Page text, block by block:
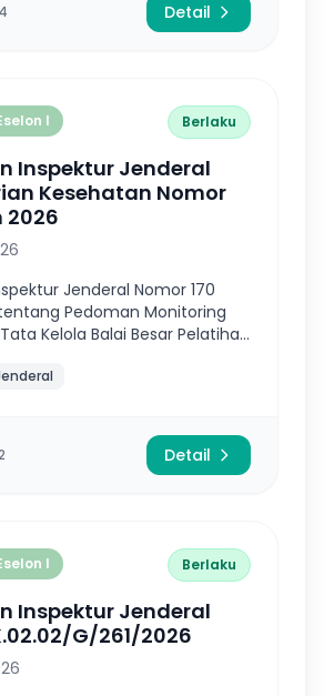
4 Detail
I Berlaku
Inspektur Jenderal
Kesehatan Nomor
2026
Jenderal Nomor 170
Pedoman Monitoring
Kelola Balai Besar Pelatihan
Kesehatan
Detail
I Berlaku
Inspektur Jenderal
G/261/2026